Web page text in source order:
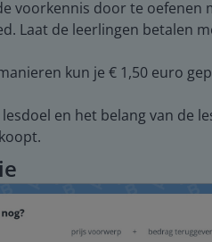
voorkennis door te
Laat de leerlingen betalen
kun je € 1,50 euro
en het belang van de